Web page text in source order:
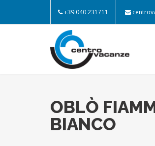
+39 040 231711
OBLÒ
BIANCO